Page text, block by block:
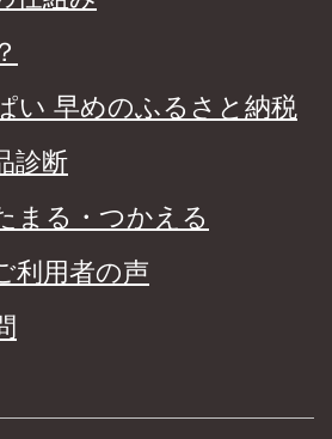
い 早めのふるさと納税
診断
まる・つかえる
利用者の声